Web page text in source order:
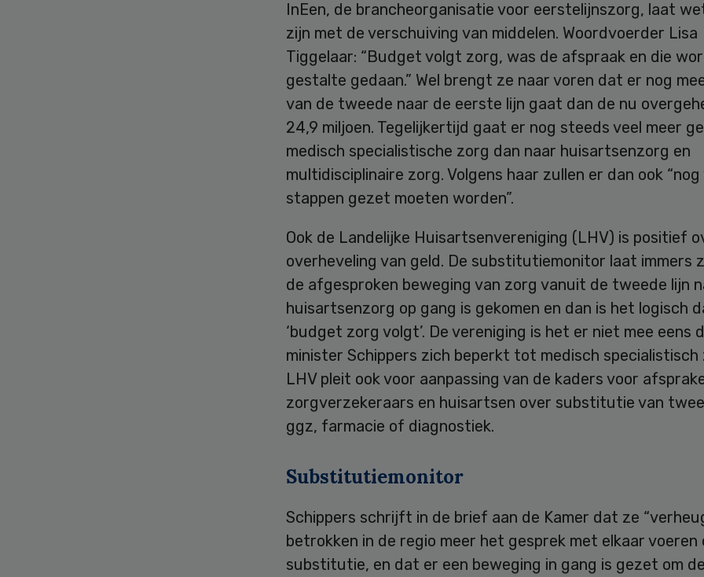
InEen, de brancheorganisatie voor eerstelijnszorg, laat
zijn met de verschuiving van middelen. Woordvoerder Lisa
Tiggelaar: “Budget volgt zorg, was de afspraak en die
gestalte gedaan.” Wel brengt ze naar voren dat er nog
van de tweede naar de eerste lijn gaat dan de nu
24,9 miljoen. Tegelijkertijd gaat er nog steeds veel meer
medisch specialistische zorg dan naar huisartsenzorg en
multidisciplinaire zorg. Volgens haar zullen er dan ook
stappen gezet moeten worden”.
Ook de Landelijke Huisartsenvereniging (LHV) is positief
overheveling van geld. De substitutiemonitor laat immers
de afgesproken beweging van zorg vanuit de tweede lijn
huisartsenzorg op gang is gekomen en dan is het logisch
‘budget zorg volgt’. De vereniging is het er niet mee eens
minister Schippers zich beperkt tot medisch specialistisch
LHV pleit ook voor aanpassing van de kaders voor
zorgverzekeraars en huisartsen over substitutie van
ggz, farmacie of diagnostiek.
Substitutiemonitor
Schippers schrijft in de brief aan de Kamer dat ze
betrokken in de regio meer het gesprek met elkaar voeren
substitutie, en dat er een beweging in gang is gezet om